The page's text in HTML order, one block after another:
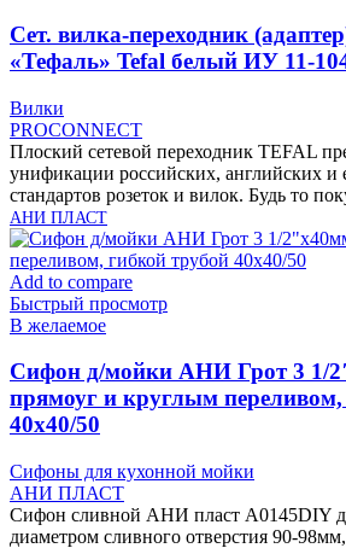
Cет. вилка-переходник
«Тефаль» Tefal белый ИУ 11-
Вилки
PROCONNECT
Плоский сетевой переходник TEFAL
унификации российских, английских и
стандартов розеток и вилок. Будь то
АНИ ПЛАСТ
Add to compare
Быстрый просмотр
В желаемое
Cифон д/мойки АНИ Грот 3 1/
прямоуг и круглым
40х40/50
Сифоны для кухонной мойки
АНИ ПЛАСТ
Сифон сливной АНИ пласт A0145DIY
диаметром сливного отверстия 90-